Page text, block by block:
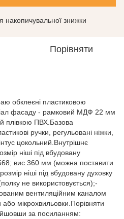
накопичувальної знижки
Порівняти
обклеєні пластиковою
фасаду - рамковий МДФ 22 мм
плівкою ПВХ.Базова
ручки, регульовані ніжки,
цокольний.Внутрішнє
ніші під вбудовану
вис.360 мм (можна поставити
ніші під вбудовану духовку
не використовується);-
вентиляційним каналом
або мікрохвильовки.Порівняти
за посиланням: